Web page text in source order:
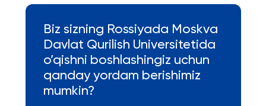
Biz sizning Rossiyada Moskva
Davlat Qurilish Universitetida
o’qishni boshlashingiz uchun
qanday yordam berishimiz
mumkin?